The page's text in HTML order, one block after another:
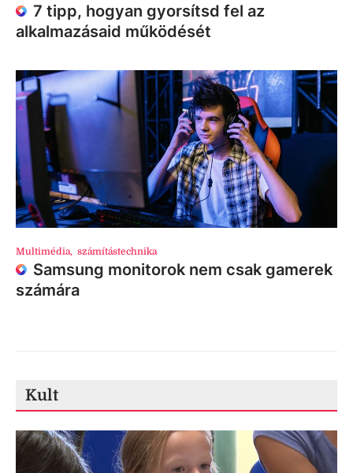
7 tipp, hogyan gyorsítsd fel az
alkalmazásaid működését
Multimédia, számítástechnika
Samsung monitorok nem csak gamerek
számára
Kult